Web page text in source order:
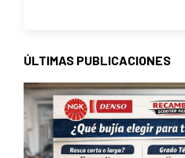
ÚLTIMAS PUBLICACIONES